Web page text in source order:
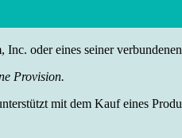
oder eines seiner
Provision.
mit dem Kauf eines